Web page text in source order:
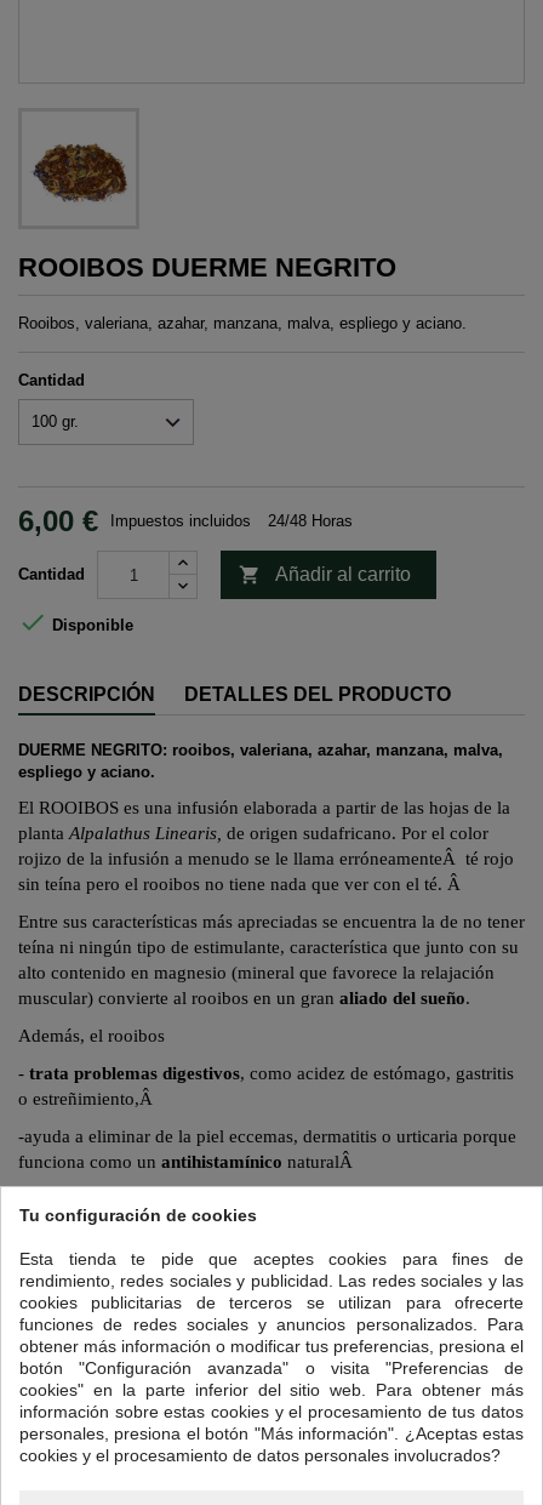
ROOIBOS DUERME NEGRITO
Rooibos, valeriana, azahar, manzana, malva, espliego y aciano.
Cantidad
6,00 € Impuestos incluidos 24/48 Horas
Cantidad  Añadir al carrito
 Disponible
DESCRIPCIÓN DETALLES DEL PRODUCTO
DUERME NEGRITO: rooibos, valeriana, azahar, manzana, malva,
espliego y aciano.
El ROOIBOS es una infusión elaborada a partir de las hojas de la
plantaAlpalathus Linearis, de origen sudafricano. Por el color
rojizo de la infusión a menudo se le llama erróneamenteÂ té rojo
sin teína pero el rooibos no tiene nada que ver con el té. Â
Entre sus características más apreciadas se encuentra la de no tener
teína ni ningún tipo de estimulante, característica que junto con su
alto contenido en magnesio (mineral que favorece la relajación
muscular) convierte al rooibos en un gran aliado del sueño.
Además, el rooibos
- trata problemas digestivos, como acidez de estómago, gastritis
o estreñimiento,Â
-ayuda a eliminar de la piel eccemas, dermatitis o urticaria porque
funciona como un antihistamínico naturalÂ
calcio, hierroâ¦ ) lo convierten en un magnífico
que ayuda a combatir el cansancio sin que afecte a conciliar el
sueño.Â
Para preparar tu taza de Duerme Negrito:
Cantidad: una cucharadita de postre colmada.
Temperatura del agua: 95ºC
Tiempo de infusión:5 a 7 minutos. A causa de su bajo contenido de
curtientes, esta bebida conserva su sabor dulce aún en tiempos de
infusión superiores.Â
Tu configuración de cookies
Esta tienda te pide que aceptes cookies para fines de
rendimiento, redes sociales y publicidad. Las redes sociales y las
cookies publicitarias de terceros se utilizan para ofrecerte
funciones de redes sociales y anuncios personalizados. Para
obtener más información o modificar tus preferencias, presiona el
botón "Configuración avanzada" o visita "Preferencias de
cookies" en la parte inferior del sitio web. Para obtener más
información sobre estas cookies y el procesamiento de tus datos
personales, presiona el botón "Más información". ¿Aceptas estas
cookies y el procesamiento de datos personales involucrados?